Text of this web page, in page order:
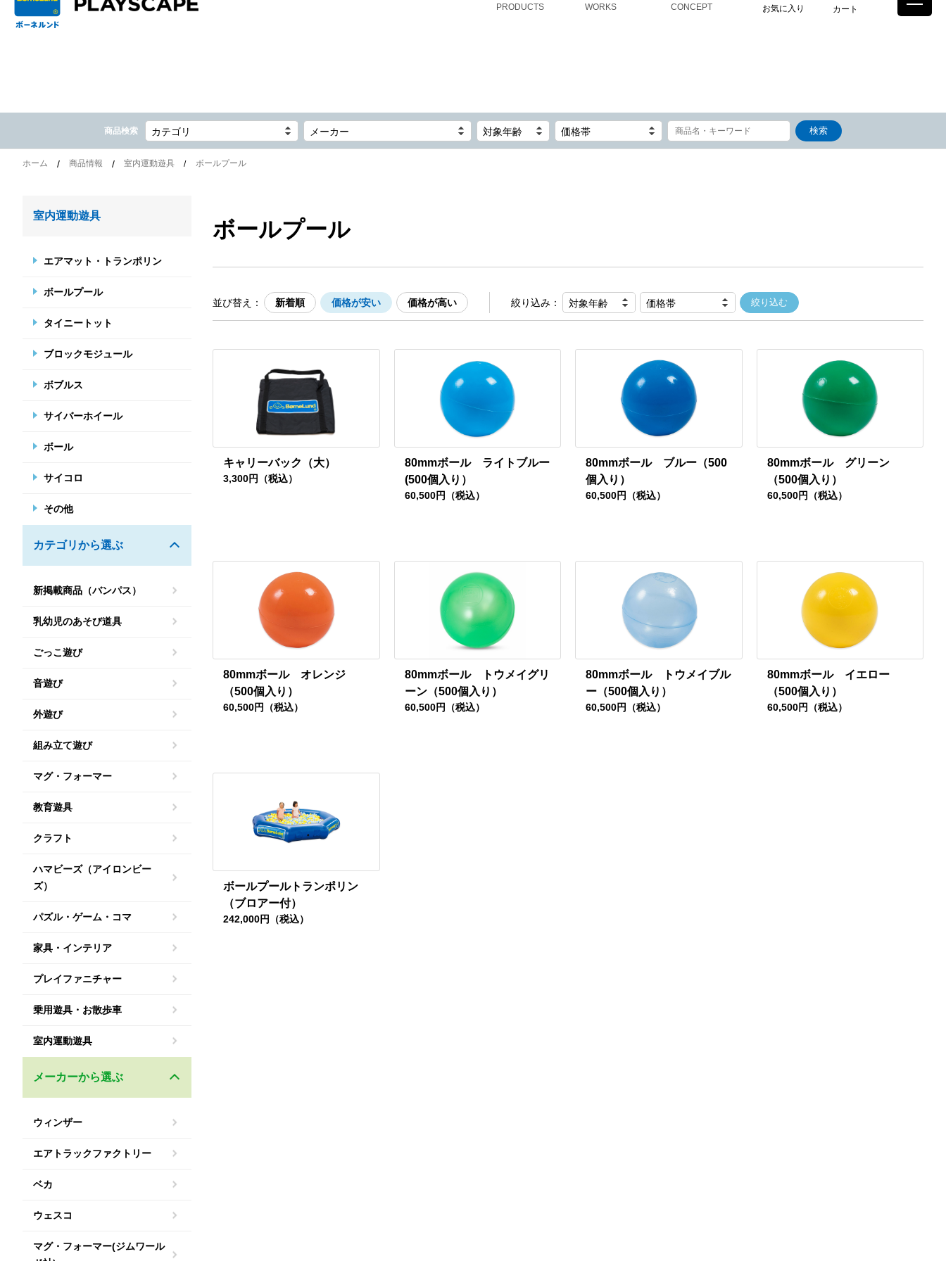
PRODUCTS WORKS CONCEPT お気に入り カート
商品検索 カテゴリ メーカー 対象年齢 価格帯
ホーム 商品情報 室内運動遊具 ボールプール
室内運動遊具
エアマット・トランポリン
ボールプール
タイニートット
ブロックモジュール
ボブルス
サイバーホイール
ボール
サイコロ
その他
カテゴリから選ぶ
新掲載商品（バンパス）
乳幼児のあそび道具
ごっこ遊び
音遊び
外遊び
組み立て遊び
マグ・フォーマー
教育遊具
クラフト
ハマビーズ（アイロンビー
ズ）
パズル・ゲーム・コマ
家具・インテリア
プレイファニチャー
乗用遊具・お散歩車
室内運動遊具
メーカーから選ぶ
ウィンザー
エアトラックファクトリー
ベカ
ウェスコ
マグ・フォーマー(ジムワール
ボールプール
並び替え： 新着順 価格が安い 価格が高い 絞り込み： 対象年齢 価格帯
キャリーバック（大）
3,300円（税込）
80mmボール ライトブルー
(500個入り）
60,500円（税込）
80mmボール ブルー（500
個入り）
60,500円（税込）
80mmボール グリーン
（500個入り）
60,500円（税込）
80mmボール オレンジ
（500個入り）
60,500円（税込）
80mmボール トウメイグリ
ーン（500個入り）
60,500円（税込）
80mmボール トウメイブル
ー（500個入り）
60,500円（税込）
80mmボール イエロー
（500個入り）
60,500円（税込）
ボールプールトランポリン
（ブロアー付）
242,000円（税込）